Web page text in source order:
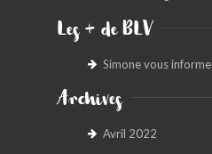
Les + de BLV
Simone vous informe
Archives
Avril 2022